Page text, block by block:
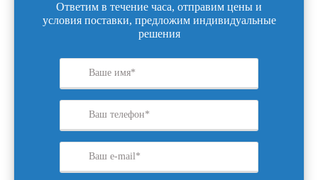
Ответим в течение часа, отправим цены и
условия поставки, предложим индивидуальные
решения